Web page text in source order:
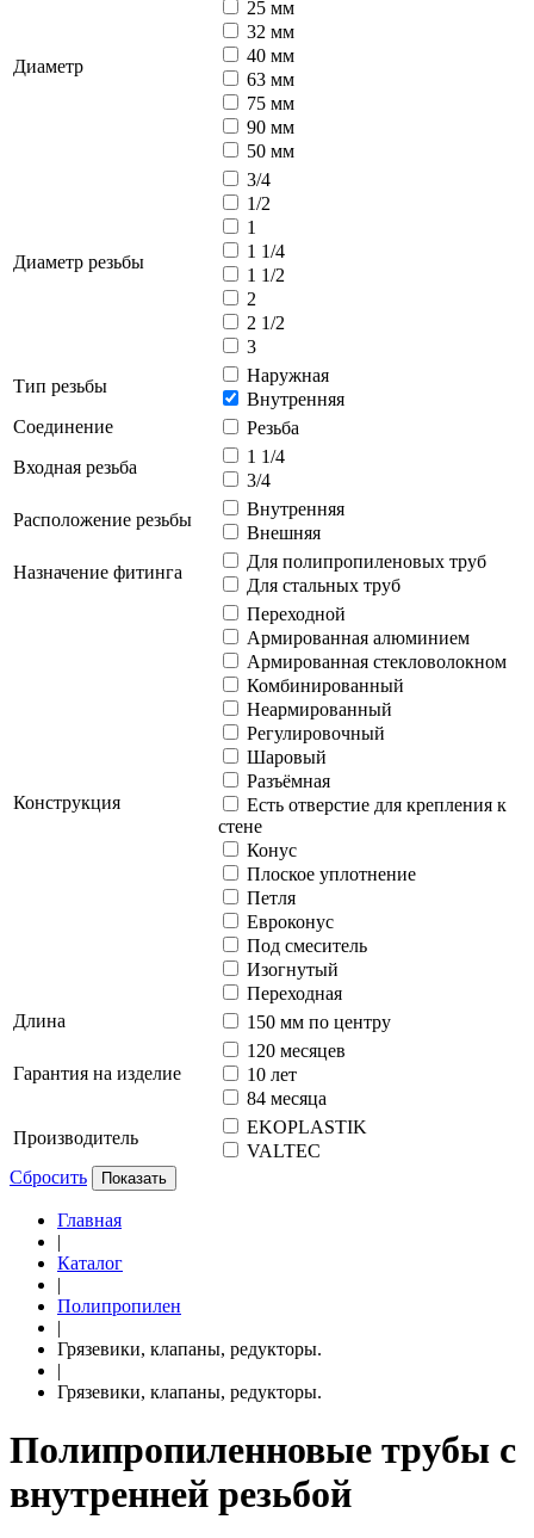
Диаметр
25 мм
32 мм
40 мм
63 мм
75 мм
90 мм
50 мм
Диаметр резьбы
3/4
1/2
1
1 1/4
1 1/2
2
2 1/2
3
Тип резьбы
Наружная
Внутренняя
Соединение
Резьба
Входная резьба
1 1/4
3/4
Расположение резьбы
Внутренняя
Внешняя
Назначение фитинга
Для полипропиленовых труб
Для стальных труб
Конструкция
Переходной
Армированная алюминием
Армированная стекловолокном
Комбинированный
Неармированный
Регулировочный
Шаровый
Разъёмная
Есть отверстие для крепления к
стене
Конус
Плоское уплотнение
Петля
Евроконус
Под смеситель
Изогнутый
Переходная
Длина
150 мм по центру
Гарантия на изделие
120 месяцев
10 лет
84 месяца
Производитель
EKOPLASTIK
VALTEC
Сбросить
Показать
Главная
|
Каталог
|
Полипропилен
|
Грязевики, клапаны, редукторы.
|
Грязевики, клапаны, редукторы.
Полипропиленновые трубы с
внутренней резьбой